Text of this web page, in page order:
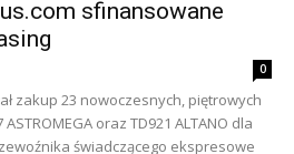
sfinansowane
0
zakup 23 nowoczesnych, piętrowych
oraz TD921 ALTANO dla
świadczącego ekspresowe